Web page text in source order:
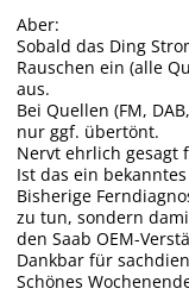
Aber:
Sobald das Ding
Rauschen ein (alle
aus.
Bei Quellen (FM,
nur ggf. übertönt.
Nervt ehrlich gesagt
Ist das ein
Bisherige
zu tun, sondern
den Saab OEM-
Dankbar für
Schönes